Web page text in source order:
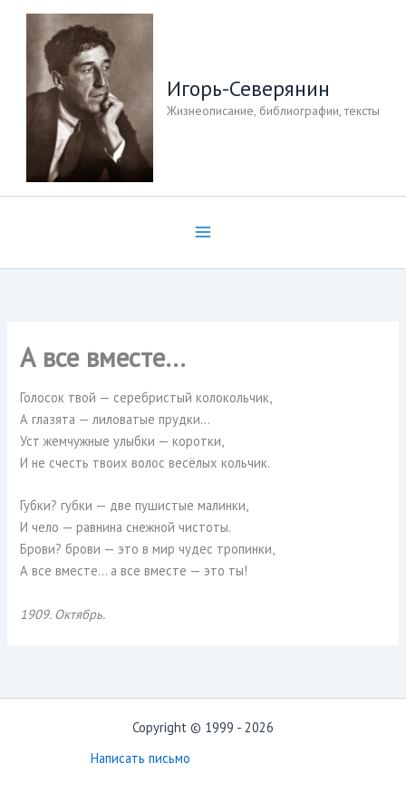
Перейти
содержимому
Игорь-Северянин
Жизнеописание, библиографии, тексты
А все вместе…
Голосок твой — серебристый колокольчик,
А глазята — лиловатые прудки…
Уст жемчужные улыбки — коротки,
И не счесть твоих волос весёлых кольчик.
Губки? губки — две пушистые малинки,
И чело — равнина снежной чистоты.
Брови? брови — это в мир чудес тропинки,
А все вместе… а все вместе — это ты!
1909. Октябрь.
Copyright © 1999 - 2026
Написать письмо